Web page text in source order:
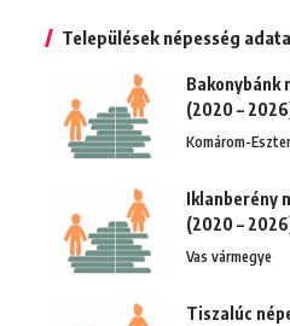
Települések népesség
Bakonybánk
(2020 –
Komárom-
Iklanberény
(2020 –
Vas vármegye
Tiszalúc